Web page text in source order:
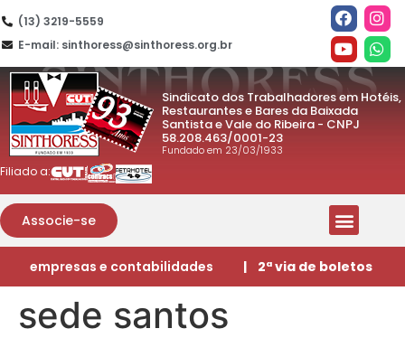
(13) 3219-5559
E-mail: sinthoress@sinthoress.org.br
Sindicato dos Trabalhadores em Hotéis,
Restaurantes e Bares da Baixada
Santista e Vale do Ribeira - CNPJ
58.208.463/0001-23
Fundado em 23/03/1933
Filiado a:
Associe-se
empresas e contabilidades | 2ª via de boletos
sede santos